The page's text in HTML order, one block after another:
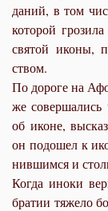
да­ний, в том
ко­то­рой
свя­той ико­ны,
ством.
По до­ро­ге на
же со­вер­ша­лись
об иконе,
он по­до­шел к
нив­шим­ся и
Ко­гда ино­ки
бра­тии тя­же­ло